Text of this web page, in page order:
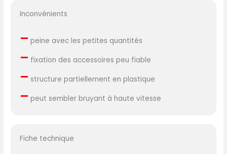
Inconvénients
– peine avec les petites quantités
– fixation des accessoires peu fiable
– structure partiellement en plastique
– peut sembler bruyant à haute vitesse
Fiche technique